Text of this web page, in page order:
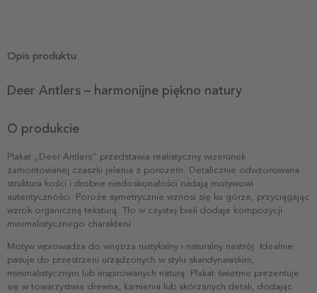
Opis produktu
Deer Antlers – harmonijne piękno natury
O produkcie
Plakat „Deer Antlers” przedstawia realistyczny wizerunek
zamontowanej czaszki jelenia z porożem. Detalicznie odwzorowana
struktura kości i drobne niedoskonałości nadają motywowi
autentyczności. Poroże symetrycznie wznosi się ku górze, przyciągając
wzrok organiczną teksturą. Tło w czystej bieli dodaje kompozycji
minimalistycznego charakteru.
Motyw wprowadza do wnętrza rustykalny i naturalny nastrój. Idealnie
pasuje do przestrzeni urządzonych w stylu skandynawskim,
minimalistycznym lub inspirowanych naturą. Plakat świetnie prezentuje
się w towarzystwie drewna, kamienia lub skórzanych detali, dodając